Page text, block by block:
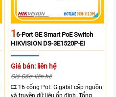
16-Port GE Smart PoE Switch
HIKVISION DS-3E1520P-EI
Giá bán: liên hệ
Giá Gốc: liên hệ
🎞 16 cổng PoE Gigabit cấp nguồn